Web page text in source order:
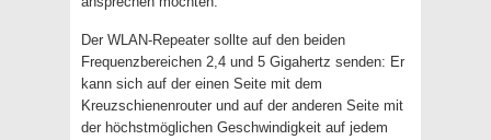
Der WLAN-Repeater sollte auf den beiden
Frequenzbereichen 2,4 und 5 Gigahertz senden: Er
kann sich auf der einen Seite mit dem
Kreuzschienenrouter und auf der anderen Seite mit
der höchstmöglichen Geschwindigkeit auf jedem